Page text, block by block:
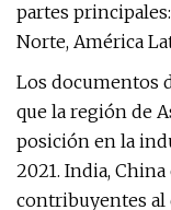
partes
Norte, América
Los documentos
que la región de
posición en la
2021. India,
contribuyentes al